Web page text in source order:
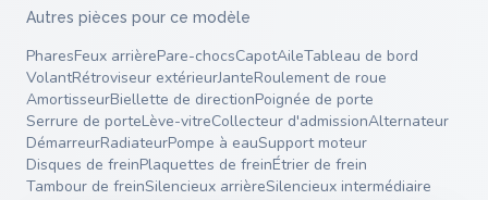
Autres pièces pour ce modèle
PharesFeux arrièrePare-chocsCapotAileTableau de bord
VolantRétroviseur extérieurJanteRoulement de roue
AmortisseurBiellette de directionPoignée de porte
Serrure de porteLève-vitreCollecteur d'admissionAlternateur
DémarreurRadiateurPompe à eauSupport moteur
Disques de freinPlaquettes de freinÉtrier de frein
Tambour de freinSilencieux arrièreSilencieux intermédiaire